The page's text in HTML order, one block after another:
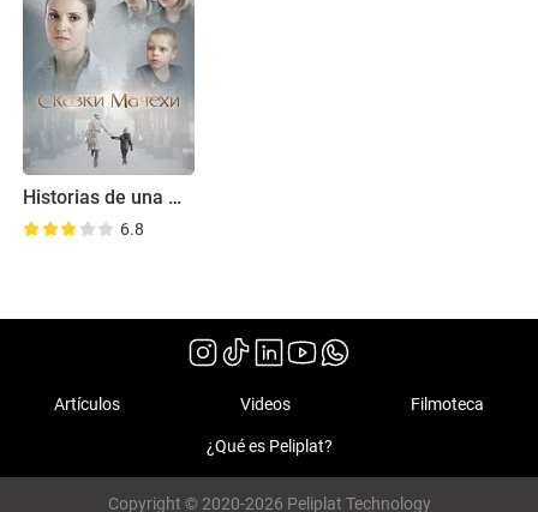
Historias de una madrastra
6.8
Artículos Videos Filmoteca
¿Qué es Peliplat?
Copyright © 2020-2026 Peliplat Technology